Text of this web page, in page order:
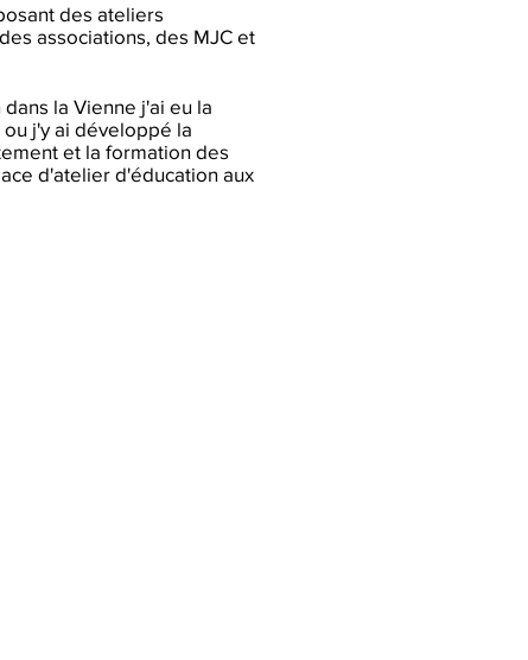
des ateliers
associations, des MJC et
la Vienne j'ai eu la
j'y ai développé la
et la formation des
d'atelier d'éducation aux